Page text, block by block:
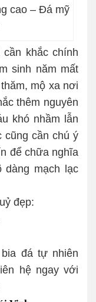
cao – Đá mỹ
khắc chính
sinh năm mất
mộ xa nơi
thêm nguyên
khó nhầm lẫn
cũng cần chú ý
để chữa nghĩa
dàng mạch lạc
đẹp:
đá tự nhiên
hệ ngay với